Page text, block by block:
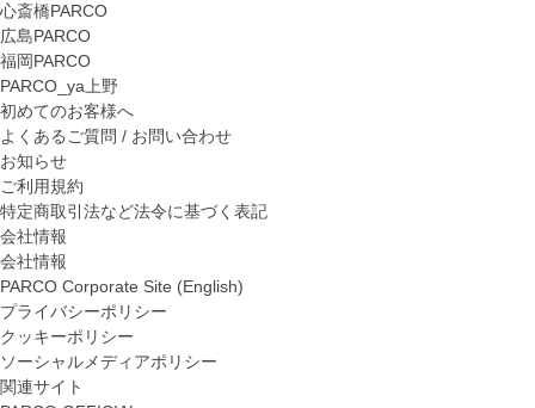
心斎橋PARCO
広島PARCO
福岡PARCO
PARCO_ya上野
初めてのお客様へ
よくあるご質問 / お問い合わせ
お知らせ
ご利用規約
特定商取引法など法令に基づく表記
会社情報
会社情報
PARCO Corporate Site (English)
プライバシーポリシー
クッキーポリシー
ソーシャルメディアポリシー
関連サイト